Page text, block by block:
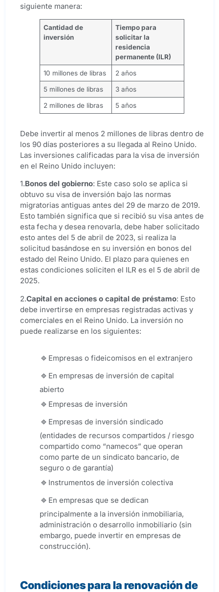
siguiente manera:
Cantidad de
inversión
Tiempo para
solicitar la
residencia
permanente (ILR)
10 millones de libras 2 años
5 millones de libras 3 años
2 millones de libras 5 años
Debe invertir al menos 2 millones de libras dentro de
los 90 días posteriores a su llegada al Reino Unido.
Las inversiones calificadas para la visa de inversión
en el Reino Unido incluyen:
1.Bonos del gobierno: Este caso solo se aplica si
obtuvo su visa de inversión bajo las normas
migratorias antiguas antes del 29 de marzo de 2019.
Esto también significa que si recibió su visa antes de
esta fecha y desea renovarla, debe haber solicitado
esto antes del 5 de abril de 2023, si realiza la
solicitud basándose en su inversión en bonos del
estado del Reino Unido. El plazo para quienes en
estas condiciones soliciten el ILR es el 5 de abril de
2025.
2.Capital en acciones o capital de préstamo: Esto
debe invertirse en empresas registradas activas y
comerciales en el Reino Unido. La inversión no
puede realizarse en los siguientes:
Empresas o fideicomisos en el extranjero
En empresas de inversión de capital
abierto
Empresas de inversión
Empresas de inversión sindicado
(entidades de recursos compartidos / riesgo
compartido como “namecos” que operan
como parte de un sindicato bancario, de
seguro o de garantía)
Instrumentos de inversión colectiva
En empresas que se dedican
principalmente a la inversión inmobiliaria,
administración o desarrollo inmobiliario (sin
embargo, puede invertir en empresas de
construcción).
Condiciones para la renovación de